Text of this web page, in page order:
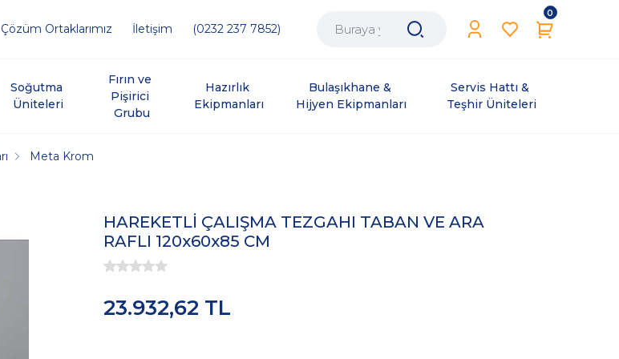
Çözüm Ortaklarımız İletişim (0232 237 7852)
0
Soğutma
Üniteleri
Fırın ve
Pişirici
Grubu
Hazırlık
Ekipmanları
Bulaşıkhane &
Hijyen Ekipmanları
Servis Hattı &
Teşhir Üniteleri
Meta Krom
HAREKETLİ ÇALIŞMA TEZGAHI TABAN VE ARA
RAFLI 120x60x85 CM
23.932,62 TL